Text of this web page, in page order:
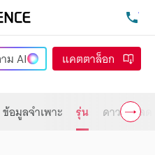
มAI แคตตาล็อก
ข้อมูลจำเพาะ รุ่น ดาวน์โหลด